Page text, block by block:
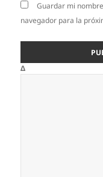
Guardar mi
navegador para la
Δ